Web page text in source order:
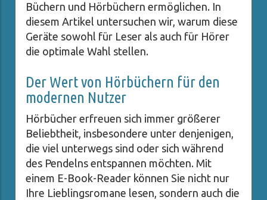
Büchern und Hörbüchern ermöglichen. In
diesem Artikel untersuchen wir, warum diese
Geräte sowohl für Leser als auch für Hörer
die optimale Wahl stellen.
Der Wert von Hörbüchern für den
modernen Nutzer
Hörbücher erfreuen sich immer größerer
Beliebtheit, insbesondere unter denjenigen,
die viel unterwegs sind oder sich während
des Pendelns entspannen möchten. Mit
einem E-Book-Reader können Sie nicht nur
Ihre Lieblingsromane lesen, sondern auch die